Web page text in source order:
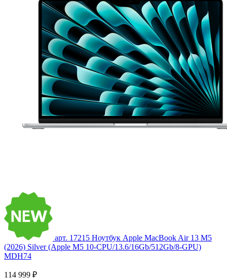
арт. 17215 Ноутбук Apple MacBook Air 13 M5
(2026) Silver (Apple M5 10-CPU/13.6/16Gb/512Gb/8-GPU)
MDH74
114 999 ₽